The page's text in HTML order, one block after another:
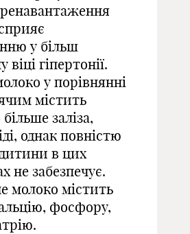
у більш
гіпертонії.
у порівнянні
містить
заліза,
однак повністю
в цих
не забезпечує.
молоко містить
фосфору,